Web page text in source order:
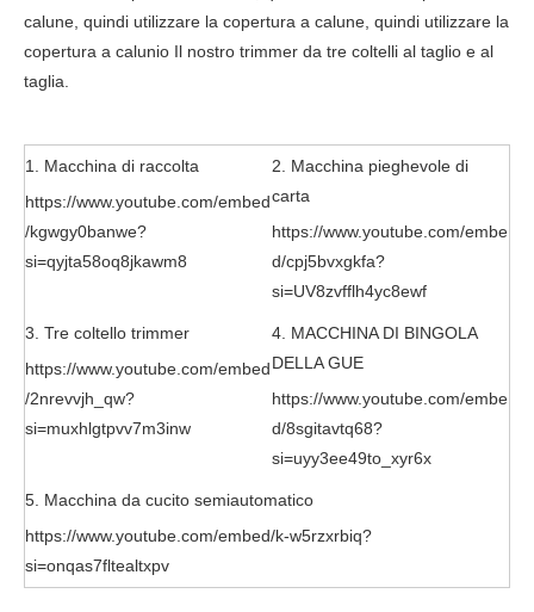
calune, quindi utilizzare la copertura a calune, quindi utilizzare la
copertura a calunio Il nostro trimmer da tre coltelli al taglio e al
taglia.
1. Macchina di raccolta
https://www.youtube.com/embed
/kgwgy0banwe?
si=qyjta58oq8jkawm8
2. Macchina pieghevole di
carta
https://www.youtube.com/embe
d/cpj5bvxgkfa?
si=UV8zvfflh4yc8ewf
3. Tre coltello trimmer
https://www.youtube.com/embed
/2nrevvjh_qw?
si=muxhlgtpvv7m3inw
4. MACCHINA DI BINGOLA
DELLA GUE
https://www.youtube.com/embe
d/8sgitavtq68?
si=uyy3ee49to_xyr6x
5. Macchina da cucito semiautomatico
https://www.youtube.com/embed/k-w5rzxrbiq?
si=onqas7fltealtxpv